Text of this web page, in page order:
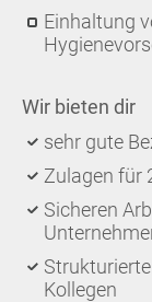
Einhaltung
Wir bieten dir
sehr gute
Zulagen für
Sicheren
Kollegen